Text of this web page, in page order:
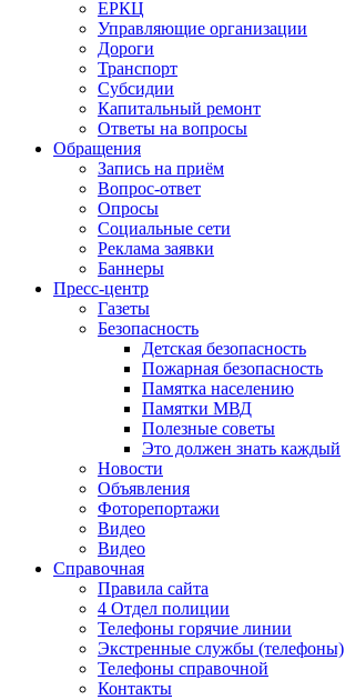
ЕРКЦ
Управляющие организации
Дороги
Транспорт
Субсидии
Капитальный ремонт
Ответы на вопросы
Обращения
Запись на приём
Вопрос-ответ
Опросы
Социальные сети
Реклама заявки
Баннеры
Пресс-центр
Газеты
Безопасность
Детская безопасность
Пожарная безопасность
Памятка населению
Памятки МВД
Полезные советы
Это должен знать каждый
Новости
Объявления
Фоторепортажи
Видео
Видео
Справочная
Правила сайта
4 Отдел полиции
Телефоны горячие линии
Экстренные службы (телефоны)
Телефоны справочной
Контакты